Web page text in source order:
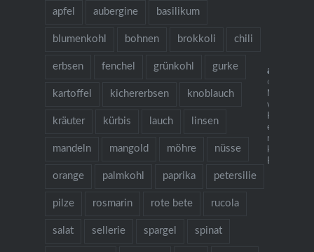
apfel aubergine basilikum
blumenkohl bohnen brokkoli chili
erbsen fenchel grünkohl gurke
kartoffel kichererbsen knoblauch
kräuter kürbis lauch linsen
mandeln mangold möhre nüsse
orange palmkohl paprika petersilie
pilze rosmarin rote bete rucola
salat sellerie spargel spinat
🌱 grow
Neu: mein
Kochbuch
es gibt
mehr als
köstlichen
Bestellung